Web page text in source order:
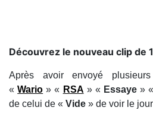
Découvrez le nouveau clip de
Après avoir envoyé
«Wario » « RSA » « Essaye» «
de celui de « Vide » de voir le